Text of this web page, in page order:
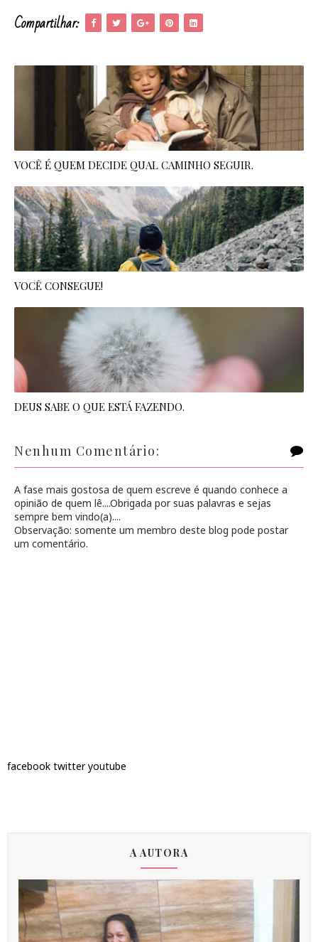
Compartilhar:
VOCÊ É QUEM DECIDE QUAL CAMINHO SEGUIR.
VOCÊ CONSEGUE!
DEUS SABE O QUE ESTÁ FAZENDO.
Nenhum Comentário:
A fase mais gostosa de quem escreve é quando conhece a
opinião de quem lê....Obrigada por suas palavras e sejas
sempre bem vindo(a)....
Observação: somente um membro deste blog pode postar
um comentário.
facebook twitter youtube
A AUTORA